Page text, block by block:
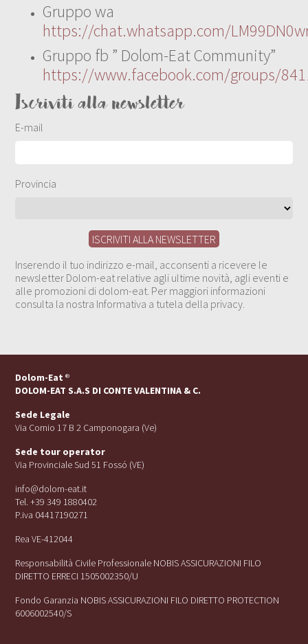
Gruppo wa
https://chat.whatsapp.com/
Gruppo fb ” Dolom-Eat Community”
https://www.facebook.com/groups/
Iscriviti alla newsletter
E-mail
Provincia
Inserendo il tuo indirizzo e-mail, acconsenti a ricevere le
newsletter Dolom-eat relative agli ultime novità, agli eventi e
alle promozioni di dolom-eat. Per maggiori informazioni
consulta la nostra Informativa a tutela della privacy.
Dolom-Eat ®
DOLOM-EAT S.A.S DI CONTE VALENTINA & C.
Sede Legale
Via Cornio 17 B 2 Camponogara (Ve)
Sede tour operator
Via Provinciale Sud 51 Fossó (VE)
info@dolom-eat.it
Tel. +39 349 1880402
P.iva 04417190271
Rea VE-412044
Responsabilità Civile Professionale NOBIS ASSICURAZIONI FILO
DIRETTO ERRECI 1505002350/U
Fondo Garanzia NOBIS ASSICURAZIONI FILO DIRETTO PROTECTION
6006002540/S